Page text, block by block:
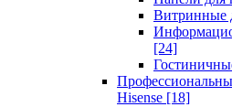
Витринные
[24]
Hisense [18]